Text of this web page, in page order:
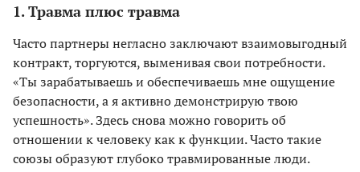
1. Травма плюс травма
Часто партнеры негласно заключают взаимовыгодный
контракт, торгуются, выменивая свои потребности.
«Ты зарабатываешь и обеспечиваешь мне ощущение
безопасности, а я активно демонстрирую твою
успешность». Здесь снова можно говорить об
отношении к человеку как к функции. Часто такие
союзы образуют глубоко травмированные люди.